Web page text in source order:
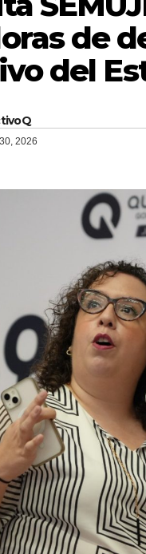
de
del
2026